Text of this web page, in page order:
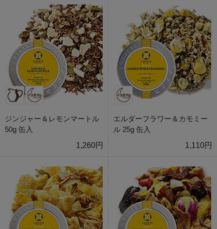
ジンジャー＆レモンマートル
50g 缶入
1,260円
エルダーフラワー＆カモミー
ル 25g 缶入
1,110円